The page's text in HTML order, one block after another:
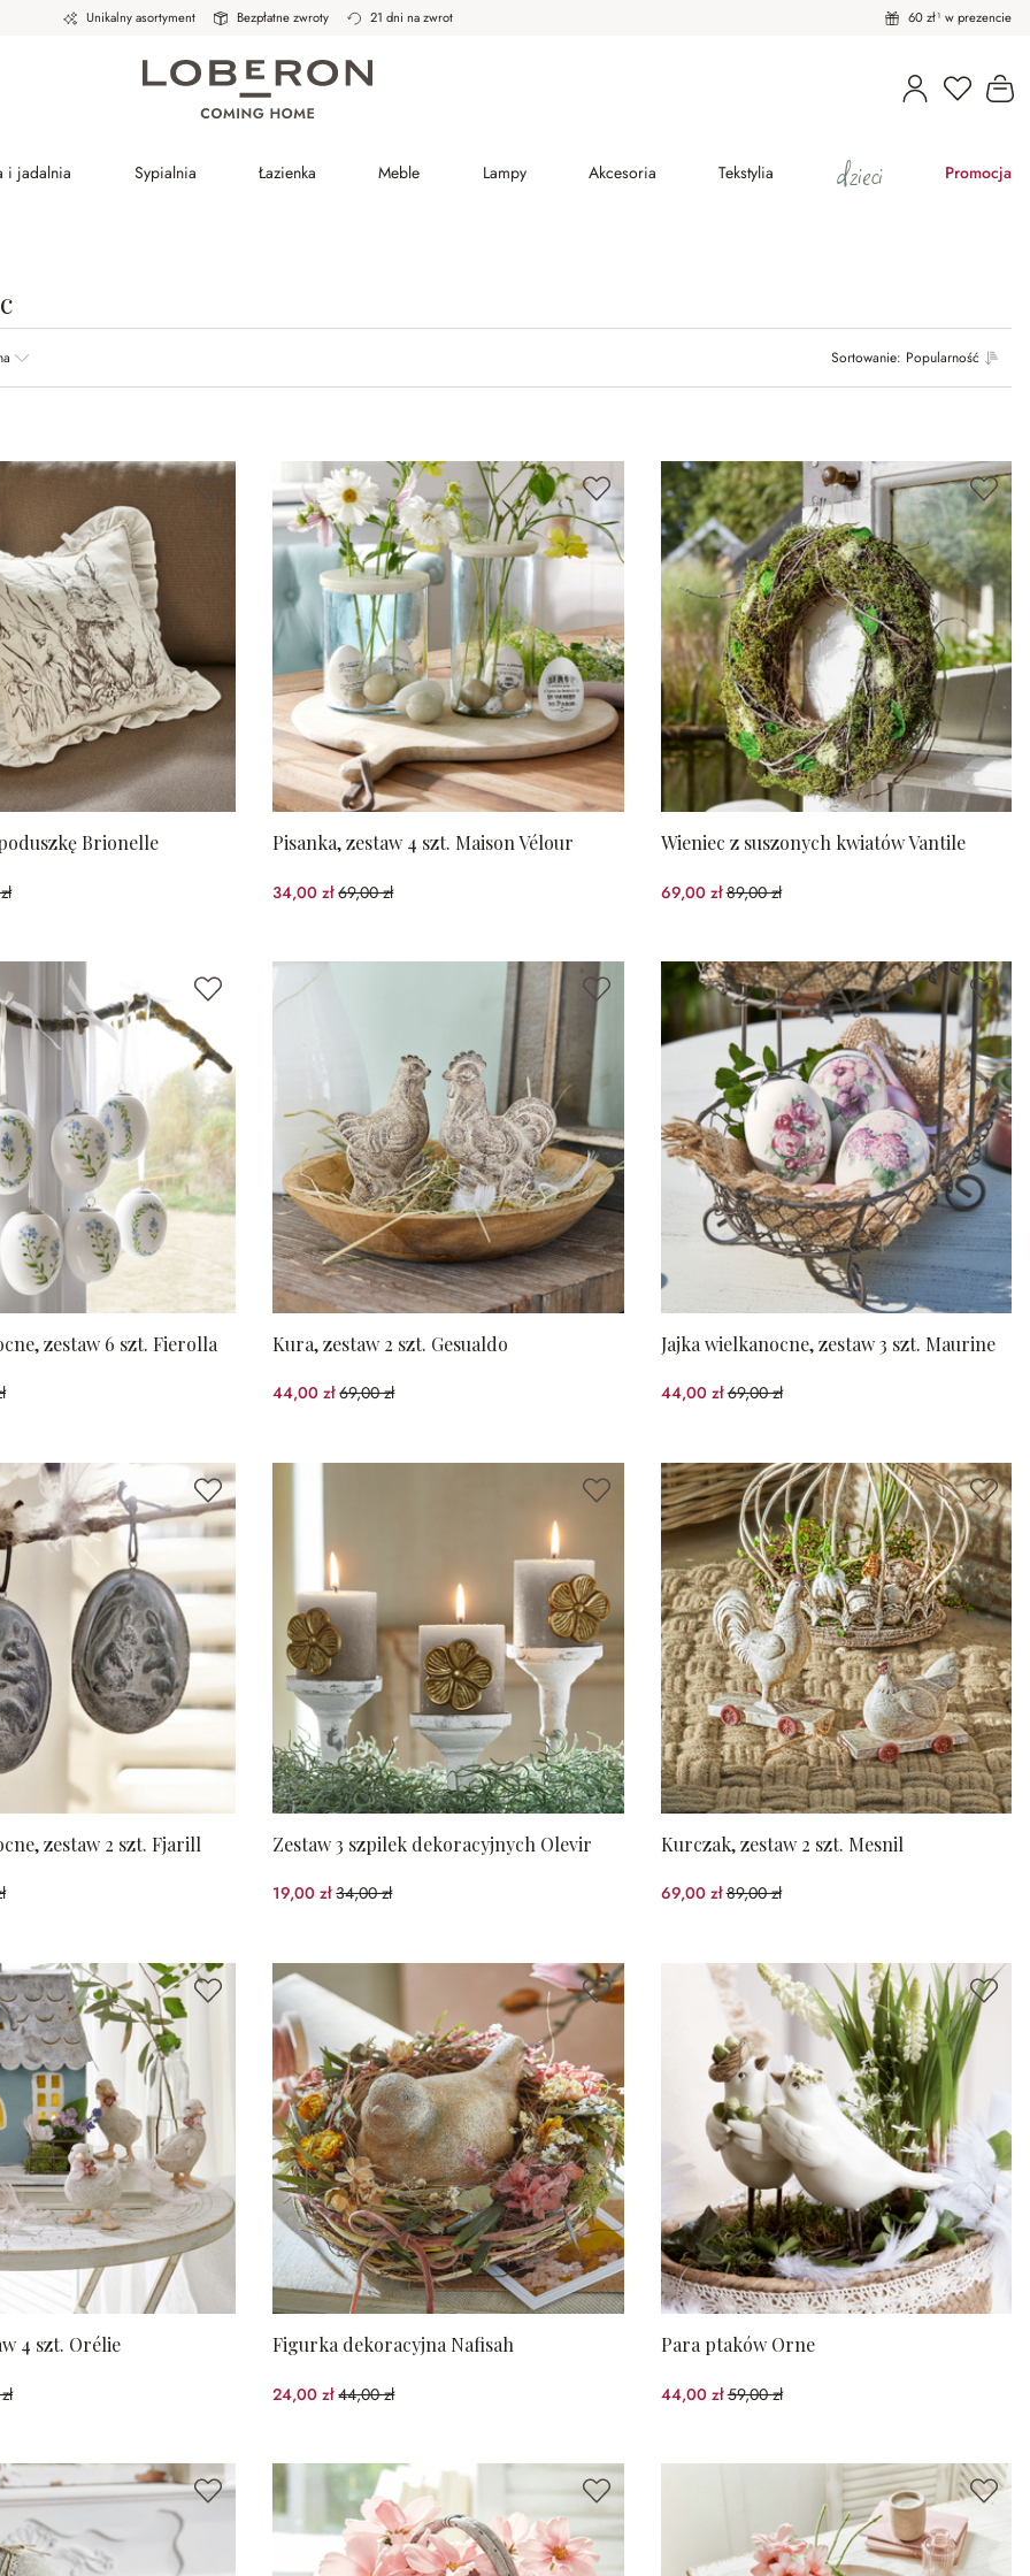
Unikalny asortyment Bezpłatne zwroty 21 dni na zwrot 60 zł¹ w prezencie
i jadalnia Sypialnia Łazienka Meble Lampy Akcesoria Tekstylia dzieci Promocja
Sortowanie: Popularność
Brionelle Pisanka, zestaw 4 szt. Maison Vélour
34,00 zł69,00 zł
(50.72%spared)
Wieniec z suszonych kwiatów Vantile
69,00 zł89,00 zł
(22.47%spared)
zestaw 6 szt. Fierolla Kura, zestaw 2 szt. Gesualdo
44,00 zł69,00 zł
(36.23%spared)
Jajka wielkanocne, zestaw 3 szt. Maurine
44,00 zł69,00 zł
(36.23%spared)
zestaw 2 szt. Fjarill Zestaw 3 szpilek dekoracyjnych Olevir
19,00 zł34,00 zł
(44.12%spared)
Kurczak, zestaw 2 szt. Mesnil
69,00 zł89,00 zł
(22.47%spared)
4 szt. Orélie Figurka dekoracyjna Nafisah
24,00 zł44,00 zł
(45.45%spared)
Para ptaków Orne
44,00 zł59,00 zł
(25.42%spared)